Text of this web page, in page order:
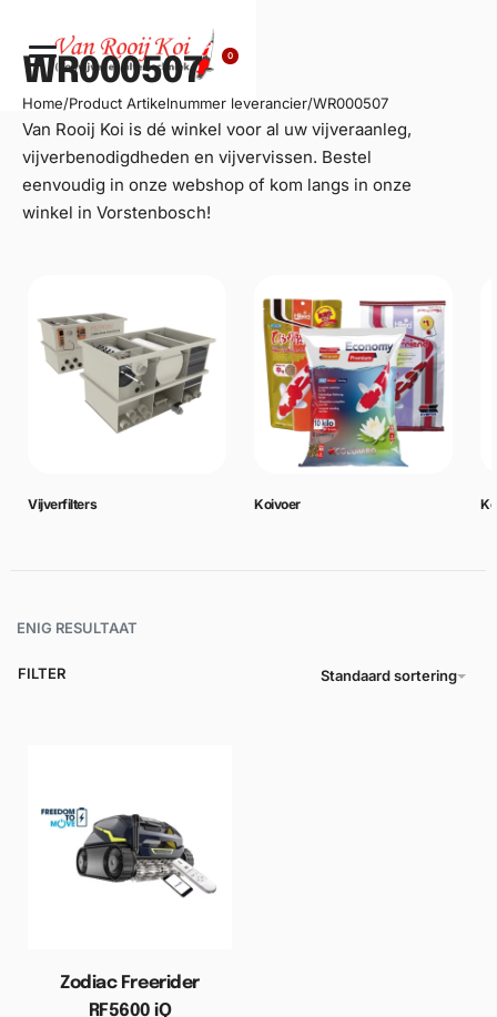
0
WR000507
Home/Product Artikelnummer leverancier/WR000507
Van Rooij Koi is dé winkel voor al uw vijveraanleg,
vijverbenodigdheden en vijvervissen. Bestel
eenvoudig in onze webshop of kom langs in onze
winkel in Vorstenbosch!
Vijverfilters Koivoer
ENIG RESULTAAT
Standaard sortering
FILTER
Zodiac Freerider
RF5600 iQ